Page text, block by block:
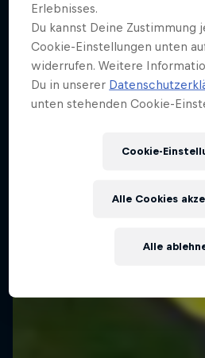
MotoGP™ Großer Preis
Großbritannien
9 August 2026
Silverstone Circuit,
Erlebnisses.
Du kannst Deine Zustimmung
Cookie-Einstellungen unten
widerrufen. Weitere
Du in unserer
unten stehenden Cookie-
Cookie-
Alle
Alle Cookies